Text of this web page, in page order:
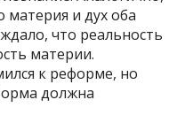
и дух оба
что реальность
материи.
к реформе, но
должна